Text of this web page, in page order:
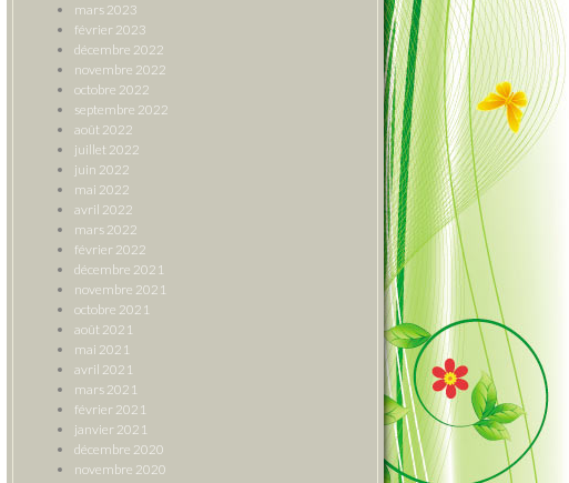
mars 2023
février 2023
décembre 2022
novembre 2022
octobre 2022
septembre 2022
août 2022
juillet 2022
juin 2022
mai 2022
avril 2022
mars 2022
février 2022
décembre 2021
novembre 2021
octobre 2021
août 2021
mai 2021
avril 2021
mars 2021
février 2021
janvier 2021
décembre 2020
novembre 2020